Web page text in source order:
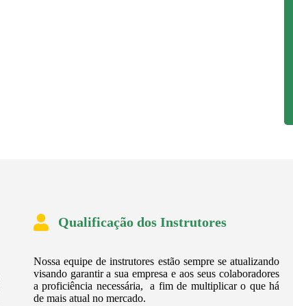
Qualificação dos Instrutores
Nossa equipe de instrutores estão sempre se atualizando
visando garantir a sua empresa e aos seus colaboradores
a proficiência necessária, a fim de multiplicar o que há
de mais atual no mercado.